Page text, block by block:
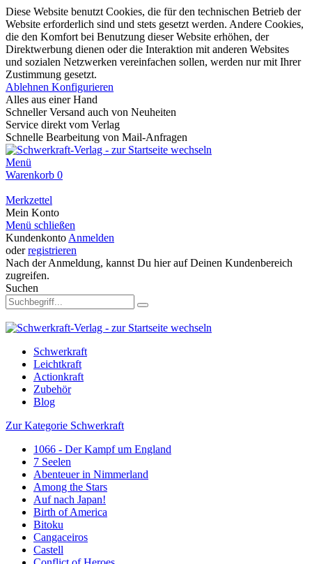
Diese Website benutzt Cookies, die für den technischen Betrieb der
Website erforderlich sind und stets gesetzt werden. Andere Cookies,
die den Komfort bei Benutzung dieser Website erhöhen, der
Direktwerbung dienen oder die Interaktion mit anderen Websites
und sozialen Netzwerken vereinfachen sollen, werden nur mit Ihrer
Zustimmung gesetzt.
Ablehnen Konfigurieren
Alles aus einer Hand
Schneller Versand auch von Neuheiten
Service direkt vom Verlag
Schnelle Bearbeitung von Mail-Anfragen
Menü
Warenkorb 0
Merkzettel
Mein Konto
Menü schließen
Kundenkonto Anmelden
oderregistrieren
Nach der Anmeldung, kannst Du hier auf Deinen Kundenbereich
zugreifen.
Suchen
Schwerkraft
Leichtkraft
Actionkraft
Zubehör
Blog
Zur Kategorie Schwerkraft
1066 - Der Kampf um England
7 Seelen
Abenteuer in Nimmerland
Among the Stars
Auf nach Japan!
Birth of America
Bitoku
Cangaceiros
Castell